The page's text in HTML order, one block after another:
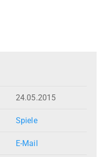
24.05.2015
Spiele
E-Mail